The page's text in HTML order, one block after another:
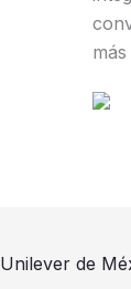
Unilever de